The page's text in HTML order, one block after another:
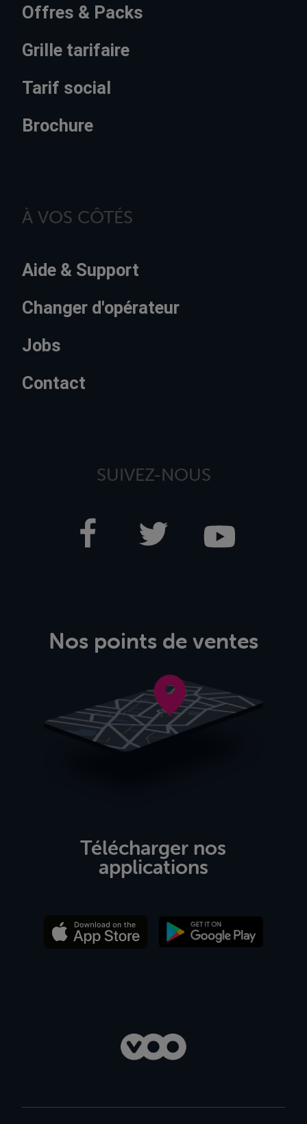
Offres & Packs
Grille tarifaire
Tarif social
Brochure
À VOS CÔTÉS
Aide & Support
Changer d'opérateur
Jobs
Contact
SUIVEZ-NOUS
Nos points de ventes
Télécharger nos
applications